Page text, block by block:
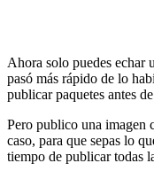
Ahora solo puedes echar
pasó más rápido de lo
publicar paquetes antes
Pero publico una imagen
caso, para que sepas lo
tiempo de publicar todas